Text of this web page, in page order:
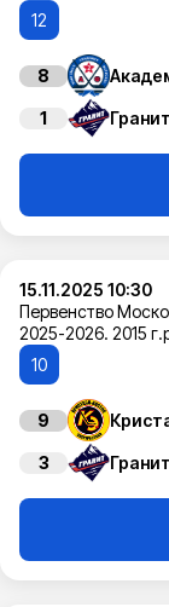
12
8
1
15.11.2025 10:30
Первенство
2025-2026. 2015
10
9
3